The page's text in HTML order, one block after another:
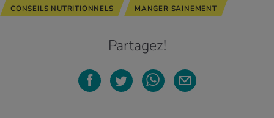
CONSEILS NUTRITIONNELS MANGER SAINEMENT
Partagez!